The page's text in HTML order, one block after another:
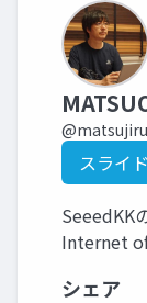
スライ
SeeedKK
Internet of
シェア